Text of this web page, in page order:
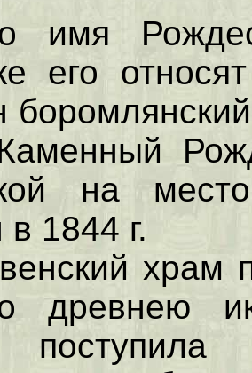
имя
его
на
1844 г.
храм
древнею